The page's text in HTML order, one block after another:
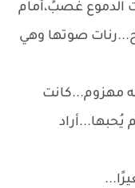
الدموع غصبً،أمام
صوتها وهي
مهزوم...كانت